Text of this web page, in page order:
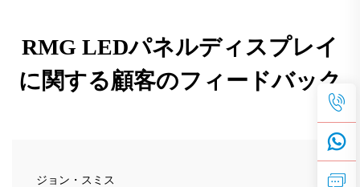
RMG LEDパネルディスプレイ
に関する顧客のフィードバック
ジョン・スミス